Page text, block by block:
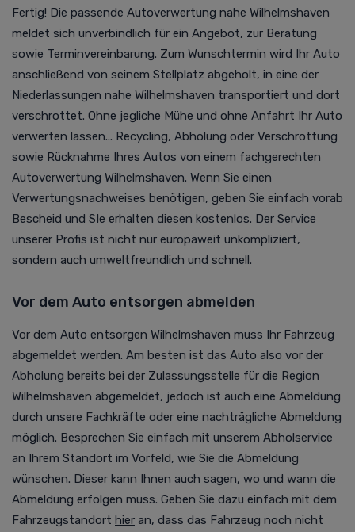
Fertig! Die passende Autoverwertung nahe Wilhelmshaven
meldet sich unverbindlich für ein Angebot, zur Beratung
sowie Terminvereinbarung. Zum Wunschtermin wird Ihr Auto
anschließend von seinem Stellplatz abgeholt, in eine der
Niederlassungen nahe Wilhelmshaven transportiert und dort
verschrottet. Ohne jegliche Mühe und ohne Anfahrt Ihr Auto
verwerten lassen... Recycling, Abholung oder Verschrottung
sowie Rücknahme Ihres Autos von einem fachgerechten
Autoverwertung Wilhelmshaven. Wenn Sie einen
Verwertungsnachweises benötigen, geben Sie einfach vorab
Bescheid und SIe erhalten diesen kostenlos. Der Service
unserer Profis ist nicht nur europaweit unkompliziert,
sondern auch umweltfreundlich und schnell.
Vor dem Auto entsorgen abmelden
Vor dem Auto entsorgen Wilhelmshaven muss Ihr Fahrzeug
abgemeldet werden. Am besten ist das Auto also vor der
Abholung bereits bei der Zulassungsstelle für die Region
Wilhelmshaven abgemeldet, jedoch ist auch eine Abmeldung
durch unsere Fachkräfte oder eine nachträgliche Abmeldung
möglich. Besprechen Sie einfach mit unserem Abholservice
an Ihrem Standort im Vorfeld, wie Sie die Abmeldung
wünschen. Dieser kann Ihnen auch sagen, wo und wann die
Abmeldung erfolgen muss. Geben Sie dazu einfach mit dem
Fahrzeugstandort hier an, dass das Fahrzeug noch nicht